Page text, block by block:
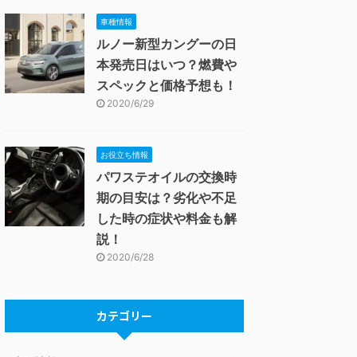
車種情報
ルノー新型カングーの日
本発売日はいつ？燃費や
スペックと価格予想も！
2020/6/29
お役立ち情報
パワステオイルの交換時
期の目安は？劣化や不足
した時の症状や料金も解
説！
2020/6/28
カテゴリー